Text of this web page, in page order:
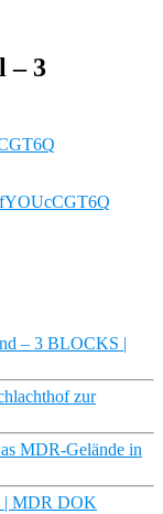
– 3
– 3 BLOCKS |
zur
MDR-Gelände in
| MDR DOK